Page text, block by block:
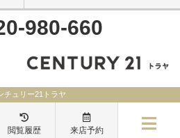
980-660
チュリー21トラヤ
閲覧履歴 来店予約